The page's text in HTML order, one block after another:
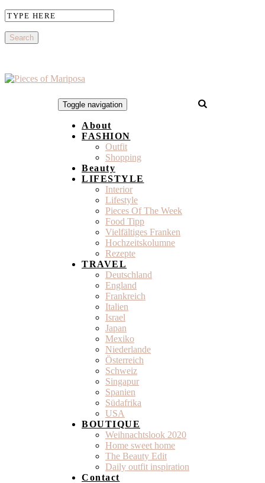
Toggle navigation
About
FASHION
Outfit
Shopping
Beauty
LIFESTYLE
Interior
Lifestyle
Pieces Of The Week
Food Tipp
Vielfältiges Franken
Hochzeitskolumne
Rezepte
TRAVEL
Deutschland
England
Frankreich
Italien
Israel
Japan
Mexiko
Niederlande
Österreich
Schweiz
Singapur
Spanien
Südafrika
USA
BOUTIQUE
Weihnachtslook 2020
Home sweet home
The Beauty Edit
Daily outfit inspiration
Contact